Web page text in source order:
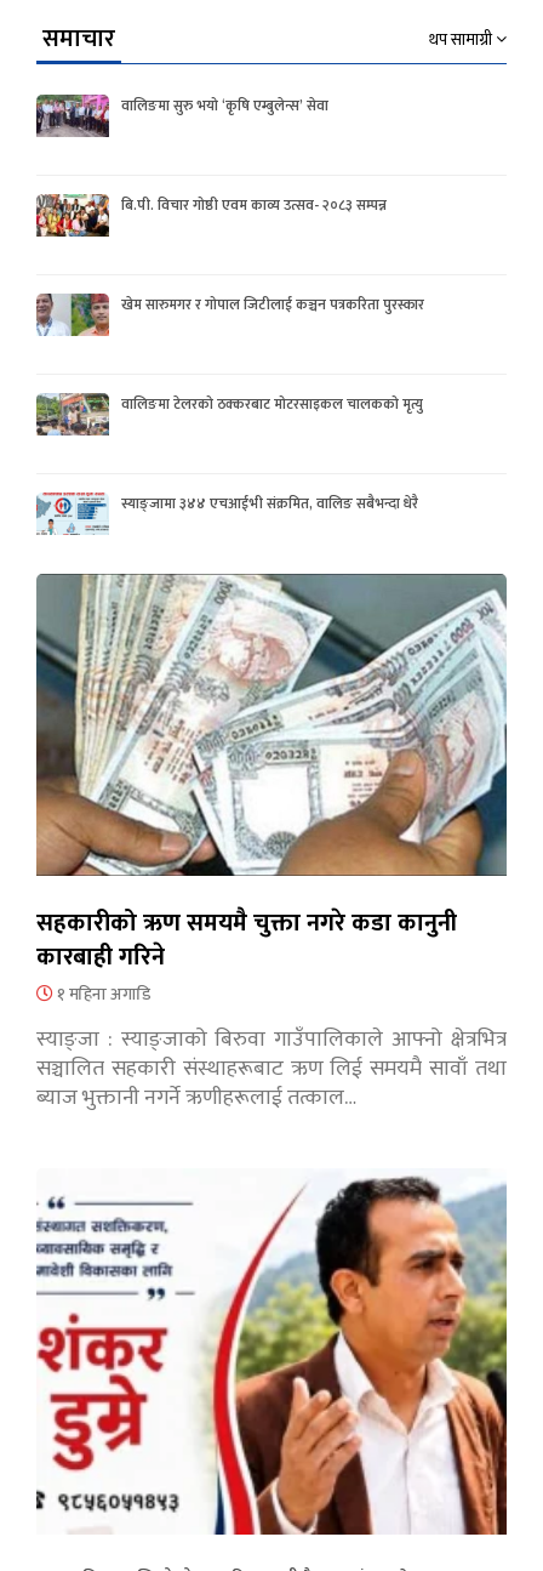
समाचार थप सामाग्री
वालिङमा सुरु भयो ‘कृषि एम्बुलेन्स’ सेवा
बि.पी. विचार गोष्ठी एवम काव्य उत्सव- २०८३ सम्पन्न
खेम सारुमगर र गोपाल जिटीलाई कञ्चन पत्रकरिता पुरस्कार
वालिङमा टेलरको ठक्करबाट मोटरसाइकल चालकको मृत्यु
स्याङ्जामा ३४४ एचआईभी संक्रमित, वालिङ सबैभन्दा धेरै
सहकारीको ऋण समयमै चुक्ता नगरे कडा कानुनी
कारबाही गरिने
१ महिना अगाडि
स्याङ्जा : स्याङ्जाको बिरुवा गाउँपालिकाले आफ्नो क्षेत्रभित्र
सञ्चालित सहकारी संस्थाहरूबाट ऋण लिई समयमै सावाँ तथा
ब्याज भुक्तानी नगर्ने ऋणीहरूलाई तत्काल…